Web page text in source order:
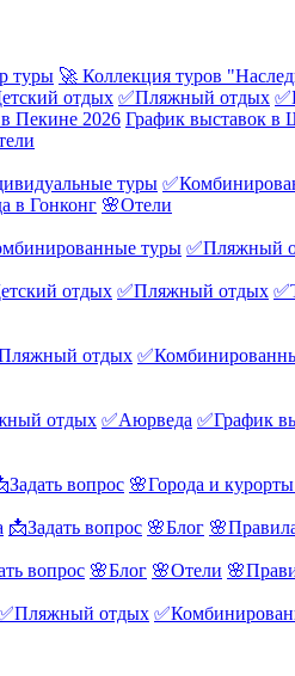
туры 🚀 Коллекция туров
отдых ✅Пляжный отдых
Пекине 2026 График выставок в
туры
в Гонконг 🌸Отели
туры ✅Пляжный
отдых ✅Пляжный отдых
отдых
отдых ✅Аюрведа ✅График
вопрос 🌸Города и
📩Задать вопрос 🌸Блог
вопрос 🌸Блог 🌸Отели
отдых